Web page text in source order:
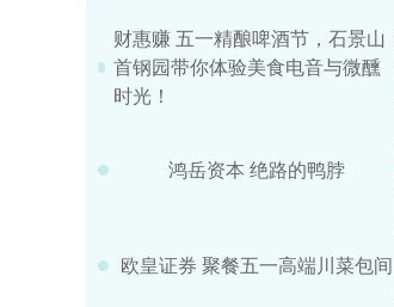
财惠赚 五一精酿啤酒节，石景山
首钢园带你体验美食电音与微醺
时光！
鸿岳资本 绝路的鸭脖
欧皇证券 聚餐五一高端川菜包间